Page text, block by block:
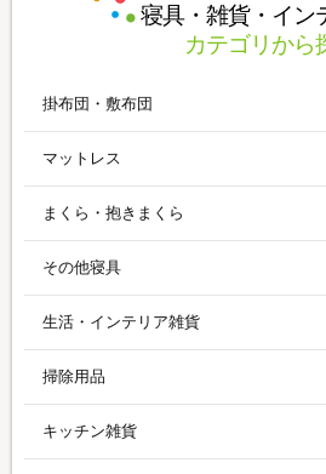
寝具・雑貨・イン
カテゴリから
掛布団・敷布団
マットレス
まくら・抱きまくら
その他寝具
生活・インテリア雑貨
掃除用品
キッチン雑貨